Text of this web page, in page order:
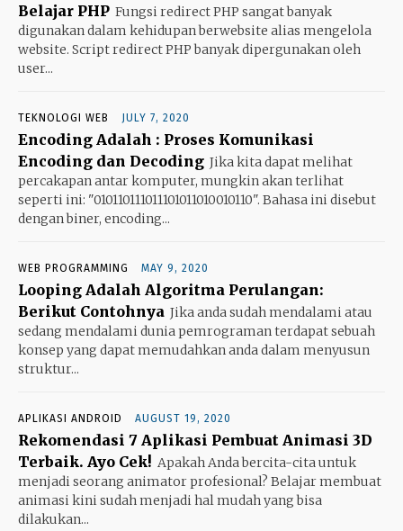
Belajar PHP Fungsi redirect PHP sangat banyak
digunakan dalam kehidupan berwebsite alias mengelola
website. Script redirect PHP banyak dipergunakan oleh
user...
TEKNOLOGI WEB JULY 7, 2020
Encoding Adalah : Proses Komunikasi
Encoding dan Decoding Jika kita dapat melihat
percakapan antar komputer, mungkin akan terlihat
seperti ini: "010110111011101011010010110". Bahasa ini disebut
dengan biner, encoding...
WEB PROGRAMMING MAY 9, 2020
Looping Adalah Algoritma Perulangan:
Berikut Contohnya Jika anda sudah mendalami atau
sedang mendalami dunia pemrograman terdapat sebuah
konsep yang dapat memudahkan anda dalam menyusun
struktur...
APLIKASI ANDROID AUGUST 19, 2020
Rekomendasi 7 Aplikasi Pembuat Animasi 3D
Terbaik. Ayo Cek! Apakah Anda bercita-cita untuk
menjadi seorang animator profesional? Belajar membuat
animasi kini sudah menjadi hal mudah yang bisa
dilakukan...